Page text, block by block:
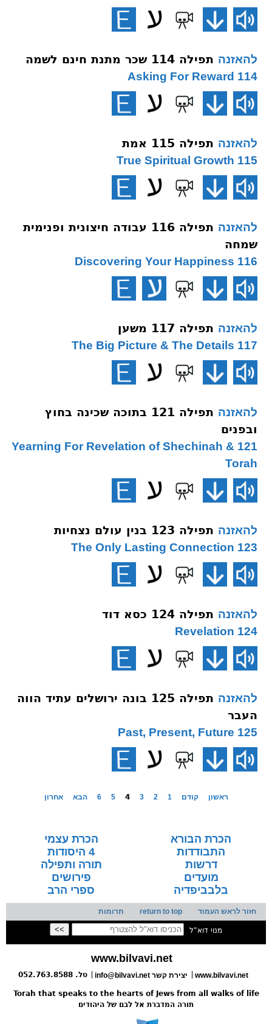
להאזנה תפילה 114 שכר מתנת חינם לשמה
114 Asking For Reward
להאזנה תפילה 115 אמת
115 True Spiritual Growth
להאזנה
תפילה 116 עבודה חיצונית ופנימית
שמחה
116 Discovering Your Happiness
להאזנה תפילה 117 משען
117 The Big Picture & The Details
להאזנה
תפילה 121 בתוכה שכינה בחוץ
ובפנים
121 Yearning For Revelation of Shechinah &
Torah
להאזנה תפילה 123 בנין עולם נצחיות
123 The Only Lasting Connection
להאזנה תפילה 124 כסא דוד
124 Revelation
להאזנה
תפילה 125 בונה ירושלים עתיד הווה
העבר
125 Past, Present, Future
ראשון קודם 1
2
3
4
5
6 הבא אחרון
הכרת הבורא
הכרת עצמי
התבודדות
4 היסודות
דרשות
תורה ותפילה
מועדים
פירושים
בלבביפדיה
ספרי הרב
חזור לראש העמוד return to top תרומות
מנוי דוא"ל
www.bilvavi.net
www.bilvavi.net info@bilvavi.net יצירת קשר טל. 052.763.8588
Torah that speaks to the hearts of Jews from all walks of life
תורה המדברת אל לבם של היהודים